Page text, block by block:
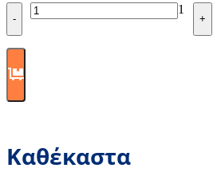
Quantity
-
1
+
Καθέκαστα